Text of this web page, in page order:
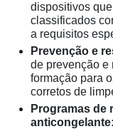
dispositivos
classificados
a requisitos
Prevenção e
de prevenção e
formação para
corretos de
Programas de
anticongelante: